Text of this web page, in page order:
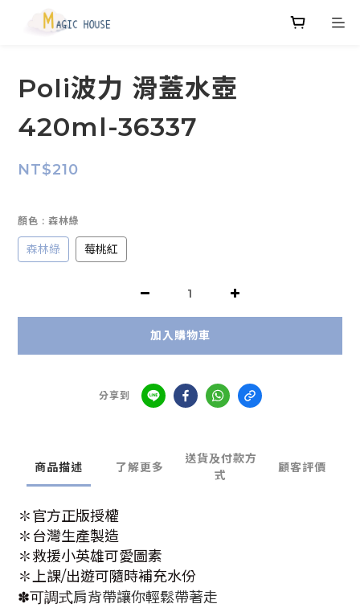
Poli波力 滑蓋水壺
420ml-36337
NT$210
顏色 : 森林綠
森林綠 莓桃紅
加入購物車
分享到
商品描述 了解更多
送貨及付款方
式
顧客評價
✽官方正版授權
✽台灣生產製造
✽救援小英雄可愛圖素
✽上課/出遊可隨時補充水份
✽可調式肩背帶讓你輕鬆帶著走